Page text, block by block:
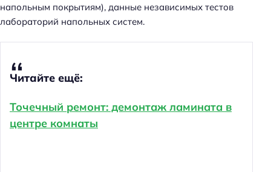
напольным покрытиям), данные независимых тестов
лабораторий напольных систем.
Читайте ещё:
Точечный ремонт: демонтаж ламината в
центре комнаты